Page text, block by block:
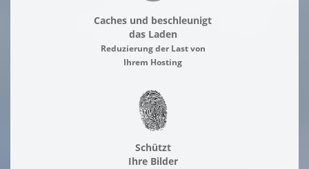
Caches und beschleunigt
das Laden
Reduzierung der Last von
Ihrem Hosting
Schützt
Ihre Bilder